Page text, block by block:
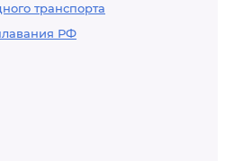
транспорта
РФ